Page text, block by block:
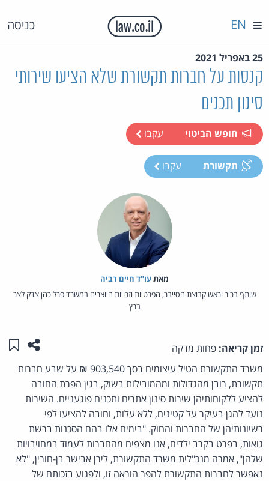
כניסה EN
25 באפריל 2021
קנסות על חברות תקשורת שלא הציעו שירותי
סינון תכנים
חופש הביטוי עקבו
תקשורת עקבו
מאת‏עו"ד חיים רביה
שותף בכיר וראש קבוצת הסייבר, הפרטיות וזכויות היוצרים במשרד פרל כהן צדק לצר
ברץ
זמן קריאה: פחות מדקה שתפו
משרד התקשורת הטיל עיצומים בסך 903,540 ₪ על שבע חברות
תקשורת, רובן מהגדולות ומהמובילות בשוק, בגין הפרת החובה
להציע ללקוחותיהן שירות סינון אתרים ותכנים פוגעניים. השירות
נועד להגן בעיקר על קטינים, ללא עלות, וחובה להציעו לפי
רשיונותיהן של החברות והחוק. "בימים אלו בהם הסכנות ברשת
גואות, בפרט בקרב ילדים, אנו מצפים מהחברות לעמוד במחויבויות
שלהן", אמרה מנכ"לית משרד התקשורת, לירן אבישר בן-חורין, "לא
נאפשר לחברות התקשורת להפר הוראה זו, ולפגוע בזכותם של